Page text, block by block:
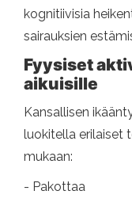
kognitiivisia
sairauksien
Fyysiset
aikuisille
Kansallisen
luokitella erilaiset
mukaan:
- Pakottaa